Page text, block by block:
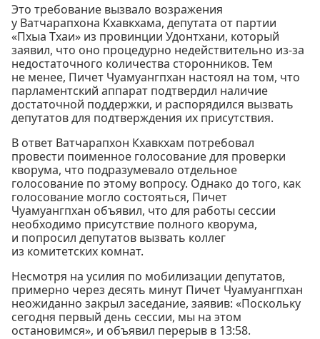
Это требование вызвало возражения
у Ватчарапхона Кхавкхама, депутата от партии
«Пхыа Тхаи» из провинции Удонтхани, который
заявил, что оно процедурно недействительно из-за
недостаточного количества сторонников. Тем
не менее, Пичет Чуамуангпхан настоял на том, что
парламентский аппарат подтвердил наличие
достаточной поддержки, и распорядился вызвать
депутатов для подтверждения их присутствия.
В ответ Ватчарапхон Кхавкхам потребовал
провести поименное голосование для проверки
кворума, что подразумевало отдельное
голосование по этому вопросу. Однако до того, как
голосование могло состояться, Пичет
Чуамуангпхан объявил, что для работы сессии
необходимо присутствие полного кворума,
и попросил депутатов вызвать коллег
из комитетских комнат.
Несмотря на усилия по мобилизации депутатов,
примерно через десять минут Пичет Чуамуангпхан
неожиданно закрыл заседание, заявив: «Поскольку
сегодня первый день сессии, мы на этом
остановимся», и объявил перерыв в 13:58.